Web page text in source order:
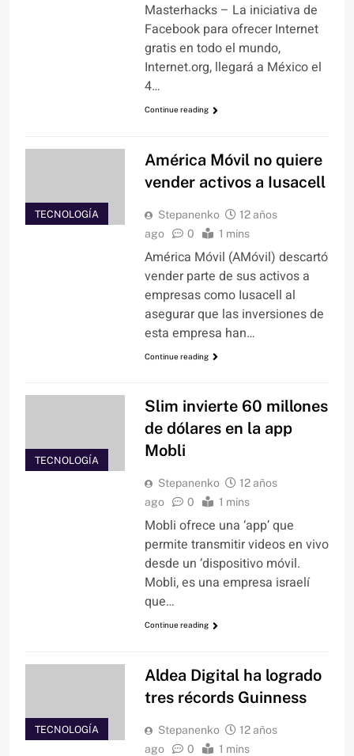
Masterhacks – La iniciativa de
Facebook para ofrecer Internet
gratis en todo el mundo,
Internet.org, llegará a México el
4…
Continue reading
TECNOLOGÍA
América Móvil no quiere
vender activos a Iusacell
Stepanenko
12 años
ago
0 1 mins
América Móvil (AMóvil) descartó
vender parte de sus activos a
empresas como Iusacell al
asegurar que las inversiones de
esta empresa han…
Continue reading
TECNOLOGÍA
Slim invierte 60 millones
de dólares en la app
Mobli
Stepanenko
12 años
ago
0 1 mins
Mobli ofrece una ‘app’ que
permite transmitir videos en vivo
desde un ‘dispositivo móvil.
Mobli, es una empresa israelí
que…
Continue reading
TECNOLOGÍA
Aldea Digital ha logrado
tres récords Guinness
Stepanenko
12 años
ago
0 1 mins